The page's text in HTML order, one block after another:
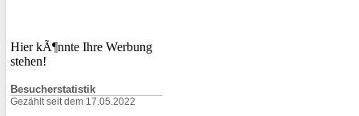
Hier kÃ¶nnte Ihre Werbung
stehen!
Besucherstatistik
Gezählt seit dem 17.05.2022